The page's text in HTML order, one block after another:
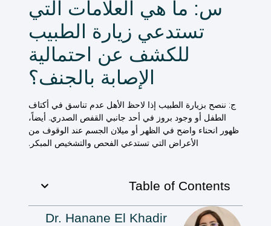
س: ما هي العلامات التي
تستدعي زيارة الطبيب
للكشف عن احتمالية
الإصابة بالجنف؟
ج: ننصح بزيارة الطبيب إذا لاحظ الأهل عدم تناسق في أكتاف
الطفل أو وجود بروز في أحد جانبي القفص الصدري. أيضاً،
ظهور انحناء واضح في الظهر أو ميلان الجسم عند الوقوف من
الأعراض التي تستدعي الفحص والتشخيص المبكر.
Table of Contents
Dr. Hanane El Khadir